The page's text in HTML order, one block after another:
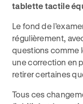
tablette tactile
Le fond de
régulièrement,
questions comme
une correction en
retirer certaines
Tous ces